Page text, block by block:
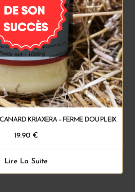
KRIAXERA – FERME DOU PLEIX
19.90 €
Lire La Suite